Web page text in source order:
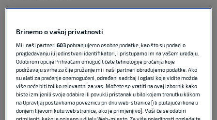
Tomas za SK: Ako u ovakvoj
formaciji želimo zabijati golove,
ovo moramo promijeniti
FIFA WORLD CUP 03. lip 2026 1
Brinemo o vašoj privatnosti
Mi i naši partneri603pohranjujemo osobne podatke, kao što su podaci o
pregledavanju ili jedinstveni identifikatori, i pristupamo im na vašem uređaju.
Odabirom opcije Prihvaćam omogućit ćete tehnologije praćenja koje
podržavaju svrhe za čije pružanje mi i naši partneri obrađujemo podatke. Ako
su alati za praćenje onemogućeni, određeni sadržaj i oglasi koje vidite možda
više neće biti toliko relevantni za vas. Možete se vratiti na ovaj izbornik kako
biste izmijenili svoje odabire ili povukli pristanak u bilo kojem trenutku klikom
na Upravljaj postavkama poveznicu pri dnu web-stranice [ili plutajuće ikone u
donjem lijevom kutu web stranice, ako je primjenjivo]. Vaši će se odabiri